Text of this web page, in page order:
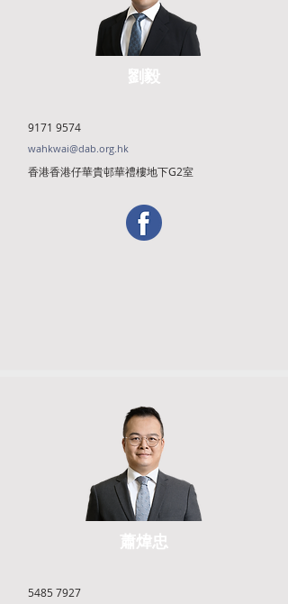
劉毅
9171 9574
wahkwai@dab.org.hk
香港香港仔華貴邨華禮樓地下G2室
蕭煒忠
5485 7927